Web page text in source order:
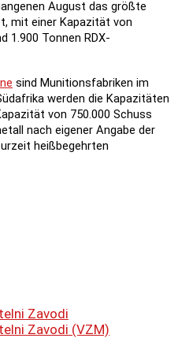
August das größte
mit einer Kapazität von
1.900 Tonnen RDX-
sind Munitionsfabriken im
werden die Kapazitäten
von 750.000 Schuss
nach eigener Angabe der
heißbegehrten
Zavodi
Zavodi (VZM)